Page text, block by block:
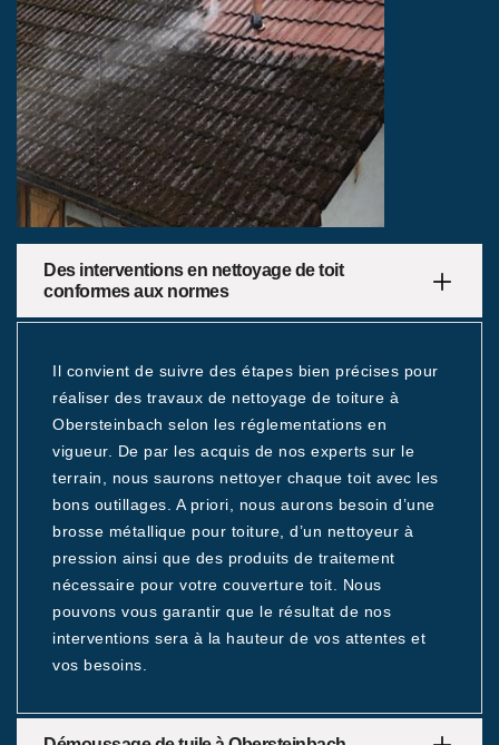
Des interventions en nettoyage de toit
conformes aux normes
Il convient de suivre des étapes bien précises pour
réaliser des travaux de nettoyage de toiture à
Obersteinbach selon les réglementations en
vigueur. De par les acquis de nos experts sur le
terrain, nous saurons nettoyer chaque toit avec les
bons outillages. A priori, nous aurons besoin d’une
brosse métallique pour toiture, d’un nettoyeur à
pression ainsi que des produits de traitement
nécessaire pour votre couverture toit. Nous
pouvons vous garantir que le résultat de nos
interventions sera à la hauteur de vos attentes et
vos besoins.